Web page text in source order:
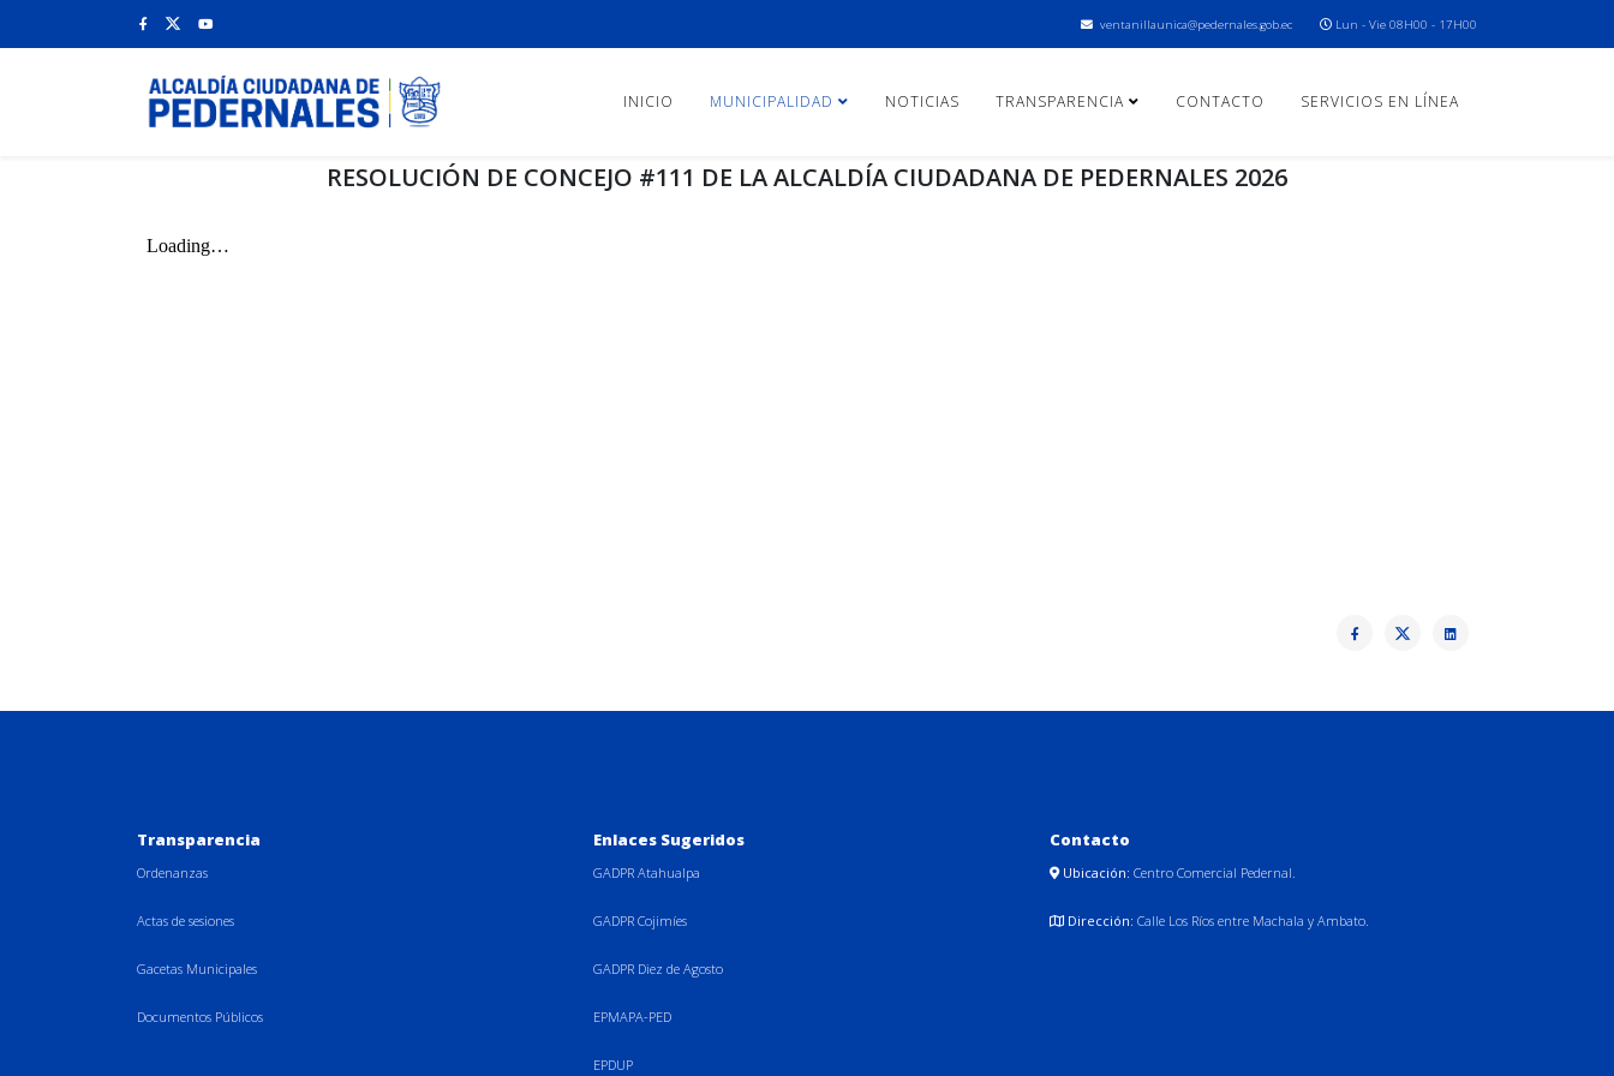
ventanillaunica@pedernales.gob.ec Lun - Vie 08H00 - 17H00
INICIO MUNICIPALIDAD NOTICIAS TRANSPARENCIA CONTACTO SERVICIOS EN LÍNEA
RESOLUCIÓN DE CONCEJO #111 DE LA ALCALDÍA CIUDADANA DE PEDERNALES 2026
Transparencia
Ordenanzas
Actas de sesiones
Gacetas Municipales
Documentos Públicos
Enlaces Sugeridos
GADPR Atahualpa
GADPR Cojimíes
GADPR Diez de Agosto
EPMAPA-PED
EPDUP
Contacto
Ubicación: Centro Comercial Pedernal.
Dirección: Calle Los Ríos entre Machala y Ambato.